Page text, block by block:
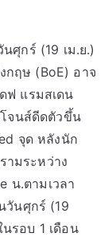
ศุกร์ (19 เม.ย.)
ฤษ (BoE) อาจ
ฟ แรมสเดน
จนส์ดีดตัวขึ้น
จุด หลังนัก
ามระหว่าง
น.ตามเวลา
วันศุกร์ (19
รอบ 1 เดือน